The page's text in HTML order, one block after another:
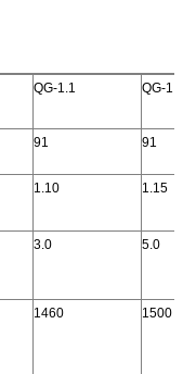
QG-1.1 QG-
91 91
1.10 1.15
3.0 5.0
1460 1500